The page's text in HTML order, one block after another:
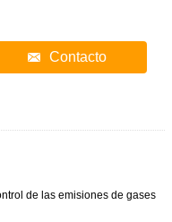
Contacto
de las emisiones de gases